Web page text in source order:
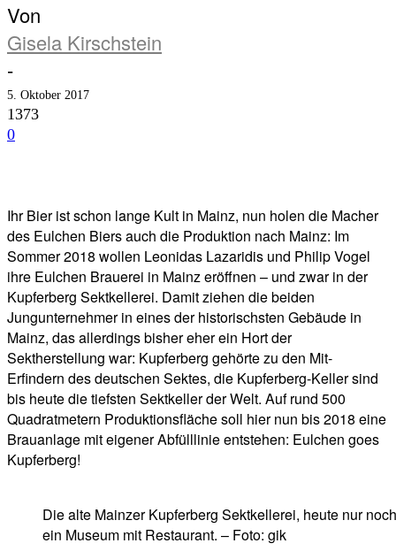
Von
Gisela Kirschstein
-
5. Oktober 2017
1373
0
Ihr Bier ist schon lange Kult in Mainz, nun holen die Macher
des Eulchen Biers auch die Produktion nach Mainz: Im
Sommer 2018 wollen Leonidas Lazaridis und Philip Vogel
ihre Eulchen Brauerei in Mainz eröffnen – und zwar in der
Kupferberg Sektkellerei. Damit ziehen die beiden
Jungunternehmer in eines der historischsten Gebäude in
Mainz, das allerdings bisher eher ein Hort der
Sektherstellung war: Kupferberg gehörte zu den Mit-
Erfindern des deutschen Sektes, die Kupferberg-Keller sind
bis heute die tiefsten Sektkeller der Welt. Auf rund 500
Quadratmetern Produktionsfläche soll hier nun bis 2018 eine
Brauanlage mit eigener Abfülllinie entstehen: Eulchen goes
Kupferberg!
Die alte Mainzer Kupferberg Sektkellerei, heute nur noch
ein Museum mit Restaurant. – Foto: gik